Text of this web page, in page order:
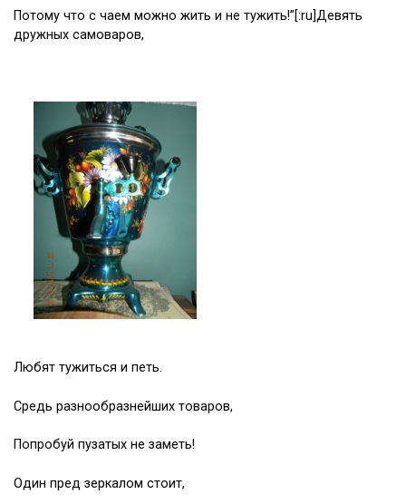
Потому что с чаем можно жить и не тужить!”[:ru]Девять
дружных самоваров,
Любят тужиться и петь.
Средь разнообразнейших товаров,
Попробуй пузатых не заметь!
Один пред зеркалом стоит,